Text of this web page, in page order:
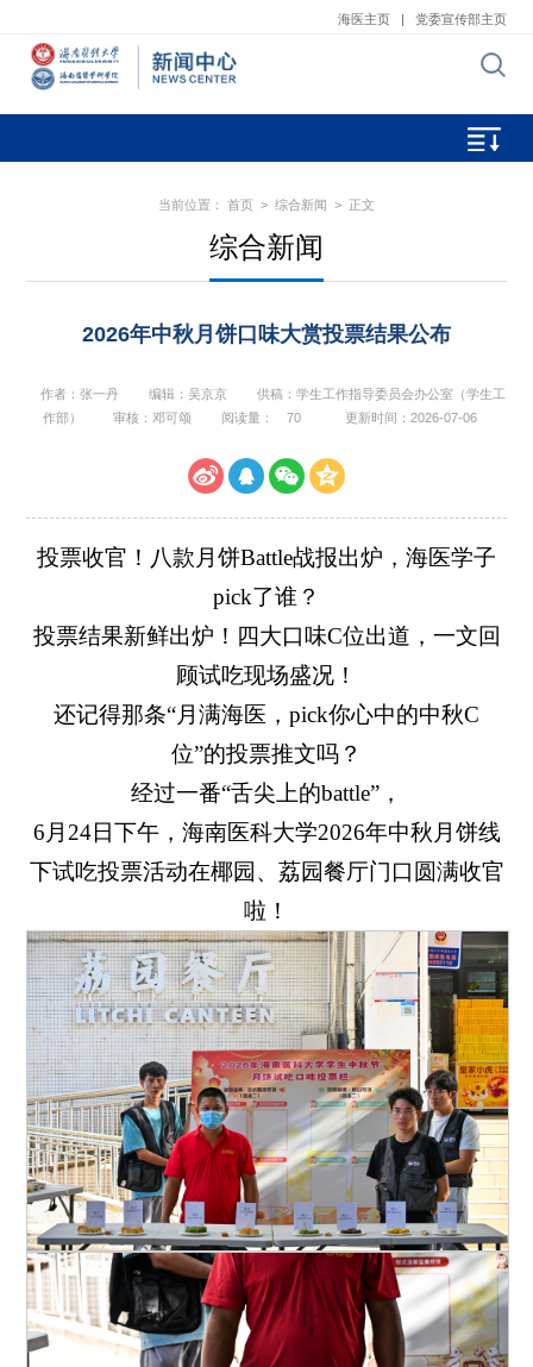
海医主页 | 党委宣传部主页
当前位置： 首页 > 综合新闻 > 正文
综合新闻
2026年中秋月饼口味大赏投票结果公布
作者：张一丹 编辑：吴京京
供稿：学生工作指导委员会办公室（学生工
作部）
审核：邓可颂 阅读量： 70 更新时间：2026-07-06
投票收官！八款月饼Battle战报出炉，海医学子
pick了谁？
投票结果新鲜出炉！四大口味C位出道，一文回
顾试吃现场盛况！
还记得那条“月满海医，pick你心中的中秋C
位”的投票推文吗？
经过一番“舌尖上的battle”，
6月24日下午，海南医科大学2026年中秋月饼线
下试吃投票活动在椰园、荔园餐厅门口圆满收官
啦！